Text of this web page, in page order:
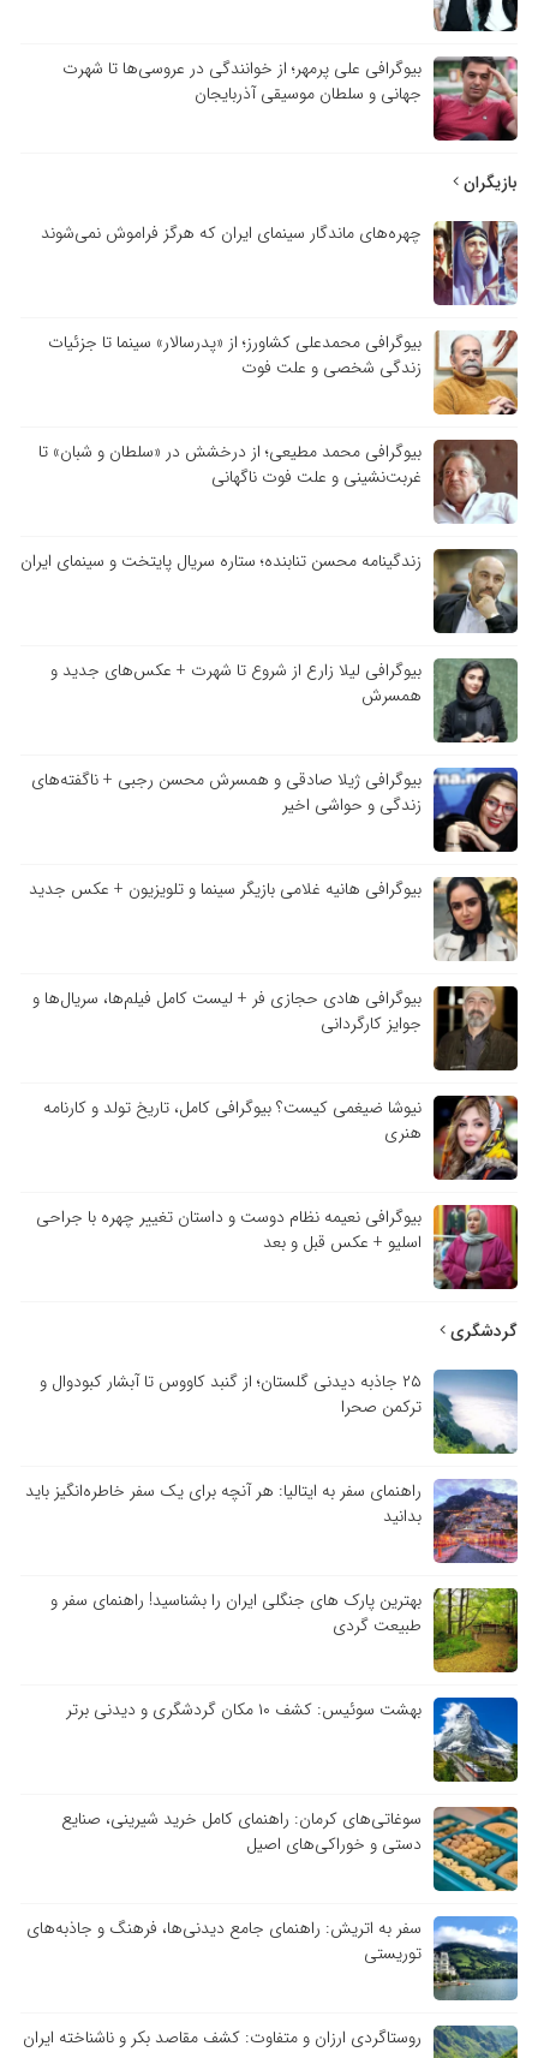
بیوگرافی علی پرمهر؛ از خوانندگی در عروسی‌ها تا شهرت
جهانی و سلطان موسیقی آذربایجان
بازیگران
چهره‌های ماندگار سینمای ایران که هرگز فراموش نمی‌شوند
بیوگرافی محمدعلی کشاورز؛ از «پدرسالار» سینما تا جزئیات
زندگی شخصی و علت فوت
بیوگرافی محمد مطیعی؛ از درخشش در «سلطان و شبان» تا
غربت‌نشینی و علت فوت ناگهانی
زندگینامه محسن تنابنده؛ ستاره سریال پایتخت و سینمای ایران
بیوگرافی لیلا زارع از شروع تا شهرت + عکس‌های جدید و
همسرش
بیوگرافی ژیلا صادقی و همسرش محسن رجبی + ناگفته‌های
زندگی و حواشی اخیر
بیوگرافی هانیه غلامی بازیگر سینما و تلویزیون + عکس جدید
بیوگرافی هادی حجازی فر + لیست کامل فیلم‌ها، سریال‌ها و
جوایز کارگردانی
نیوشا ضیغمی کیست؟ بیوگرافی کامل، تاریخ تولد و کارنامه
هنری
بیوگرافی نعیمه نظام دوست و داستان تغییر چهره با جراحی
اسلیو + عکس قبل و بعد
گردشگری
۲۵ جاذبه دیدنی گلستان؛ از گنبد کاووس تا آبشار کبودوال و
ترکمن صحرا
راهنمای سفر به ایتالیا: هر آنچه برای یک سفر خاطره‌انگیز باید
بدانید
بهترین پارک های جنگلی ایران را بشناسید! راهنمای سفر و
طبیعت گردی
بهشت سوئیس: کشف ۱۰ مکان گردشگری و دیدنی برتر
سوغاتی‌های کرمان: راهنمای کامل خرید شیرینی، صنایع
دستی و خوراکی‌های اصیل
سفر به اتریش: راهنمای جامع دیدنی‌ها، فرهنگ و جاذبه‌های
توریستی
روستاگردی ارزان و متفاوت: کشف مقاصد بکر و ناشناخته ایران